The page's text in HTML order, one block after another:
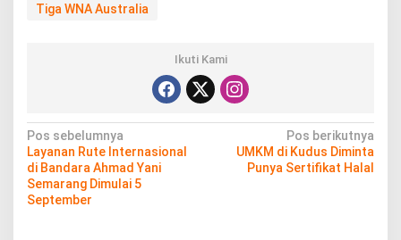
Tiga WNA Australia
Ikuti Kami
N
a
v
Pos sebelumnya
Layanan Rute Internasional
di Bandara Ahmad Yani
Semarang Dimulai 5
September
Pos berikutnya
UMKM di Kudus Diminta
Punya Sertifikat Halal